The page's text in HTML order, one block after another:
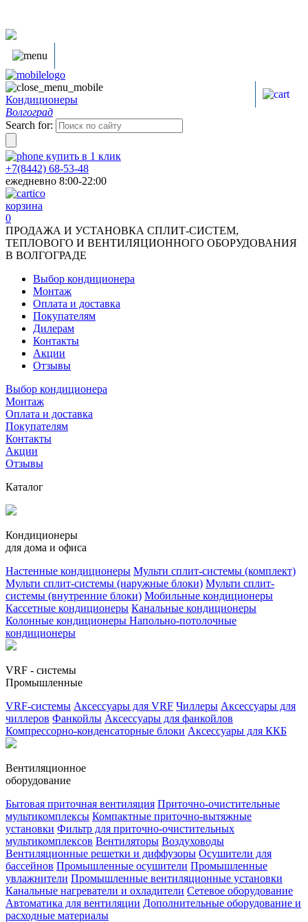
Кондиционеры
Волгоград
Search for:
купить в 1 клик
+7(8442) 68-53-48
ежедневно 8:00-22:00
корзина
0
ПРОДАЖА И УСТАНОВКА СПЛИТ-СИСТЕМ,
ТЕПЛОВОГО И ВЕНТИЛЯЦИОННОГО ОБОРУДОВАНИЯ
В ВОЛГОГРАДЕ
Выбор кондиционера
Монтаж
Оплата и доставка
Покупателям
Дилерам
Контакты
Акции
Отзывы
Выбор кондиционера
Монтаж
Оплата и доставка
Покупателям
Контакты
Акции
Отзывы
Каталог
Кондиционеры
для дома и офиса
Настенные кондиционеры Мульти сплит-системы (комплект)
Мульти сплит-системы (наружные блоки) Мульти сплит-
системы (внутренние блоки) Мобильные кондиционеры
Кассетные кондиционеры Канальные кондиционеры
Колонные кондиционеры Напольно-потолочные
кондиционеры
VRF - системы
Промышленные
VRF-системы Аксессуары для VRF Чиллеры Аксессуары для
чиллеров Фанкойлы Аксессуары для фанкойлов
Компрессорно-конденсаторные блоки Аксессуары для ККБ
Вентиляционное
оборудование
Бытовая приточная вентиляция Приточно-очистительные
мультикомплексы Компактные приточно-вытяжные
установки Фильтр для приточно-очистительных
мультикомплексов Вентиляторы Воздуховоды
Вентиляционные решетки и диффузоры Осушители для
бассейнов Промышленные осушители Промышленные
увлажнители Промышленные вентиляционные установки
Канальные нагреватели и охладители Сетевое оборудование
Автоматика для вентиляции Дополнительные оборудование и
расходные материалы